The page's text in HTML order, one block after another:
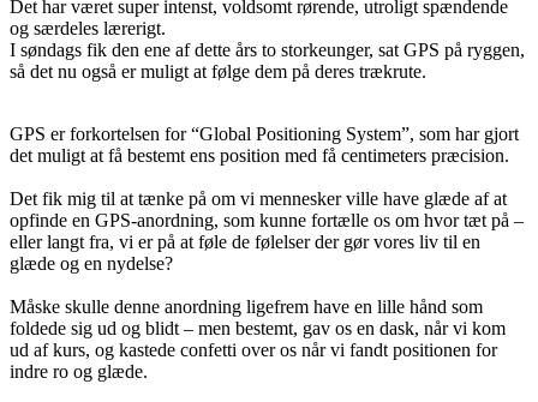
Det har været super intenst, voldsomt rørende, utroligt spændende
og særdeles lærerigt.
I søndags fik den ene af dette års to storkeunger, sat GPS på ryggen,
så det nu også er muligt at følge dem på deres trækrute.
GPS er forkortelsen for “Global Positioning System”, som har gjort
det muligt at få bestemt ens position med få centimeters præcision.
Det fik mig til at tænke på om vi mennesker ville have glæde af at
opfinde en GPS-anordning, som kunne fortælle os om hvor tæt på –
eller langt fra, vi er på at føle de følelser der gør vores liv til en
glæde og en nydelse?
Måske skulle denne anordning ligefrem have en lille hånd som
foldede sig ud og blidt – men bestemt, gav os en dask, når vi kom
ud af kurs, og kastede confetti over os når vi fandt positionen for
indre ro og glæde.